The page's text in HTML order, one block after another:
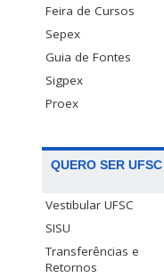
Feira de Cursos
Sepex
Guia de Fontes
Sigpex
Proex
QUERO SER UFSC
Vestibular UFSC
SISU
Transferências e
Retornos